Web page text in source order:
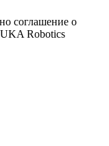
соглашение о
Robotics